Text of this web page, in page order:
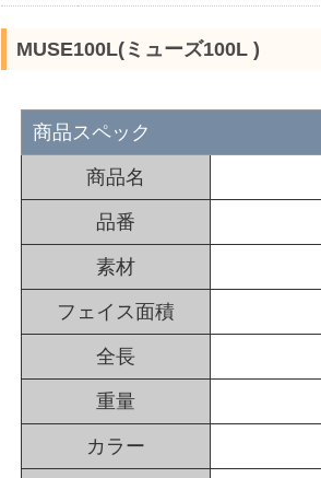
MUSE100L(ミューズ100L )
商品スペック
商品名
品番
素材
フェイス面積
全長
重量
カラー